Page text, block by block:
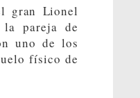
gran Lionel
pareja de
uno de los
físico de